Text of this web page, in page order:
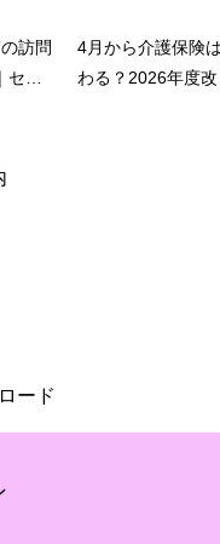
訪問
カ
4月から介護保険
わる？2026年度
ード